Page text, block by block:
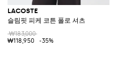
LACOSTE
슬림핏 피케 코튼 폴로 셔츠
₩183,000
₩118,950
-35%